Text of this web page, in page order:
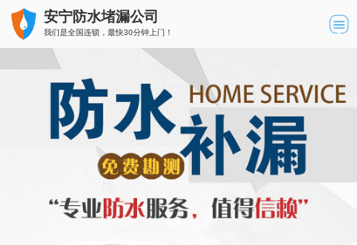
安宁防水堵漏公司
我们是全国连锁，最快30分钟上门！